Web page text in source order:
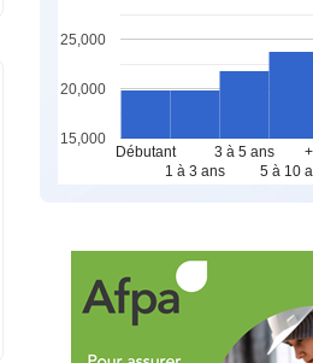
Débutant
1 à 3 ans
3 à 5 ans
5 à 10
15,000
20,000
25,000